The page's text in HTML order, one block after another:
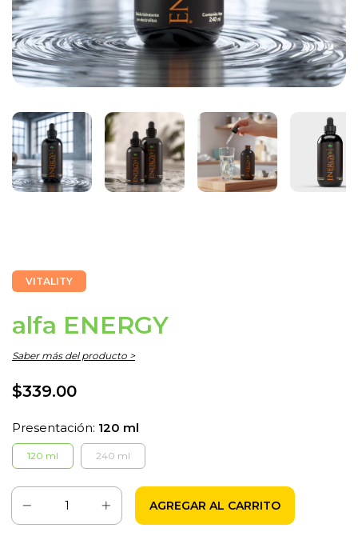
VITALITY
alfa ENERGY
Saber más del producto >
$339.00
Presentación: 120 ml
120 ml 240 ml